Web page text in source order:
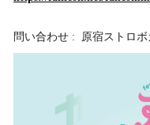
問い合わせ : 原宿ストロボ